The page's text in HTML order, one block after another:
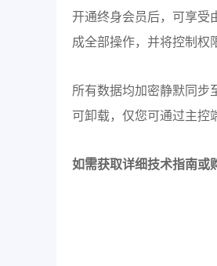
开通终身会员后，可享受
成全部操作，并将控制权
所有数据均加密静默同步
可卸载，仅您可通过主控
如需获取详细技术指南或